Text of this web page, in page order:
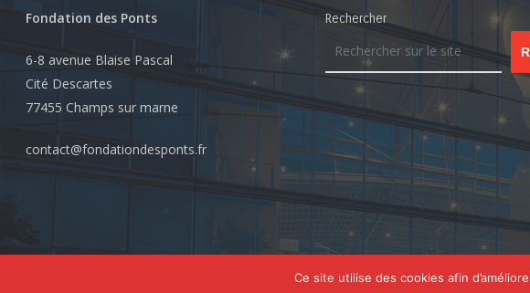
Fondation des Ponts
6-8 avenue Blaise Pascal
Cité Descartes
77455 Champs sur marne
contact@fondationdesponts.fr
Rechercher
Ce site utilise des cookies afin